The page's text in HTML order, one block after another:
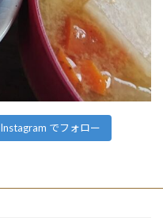
Instagram でフォロー